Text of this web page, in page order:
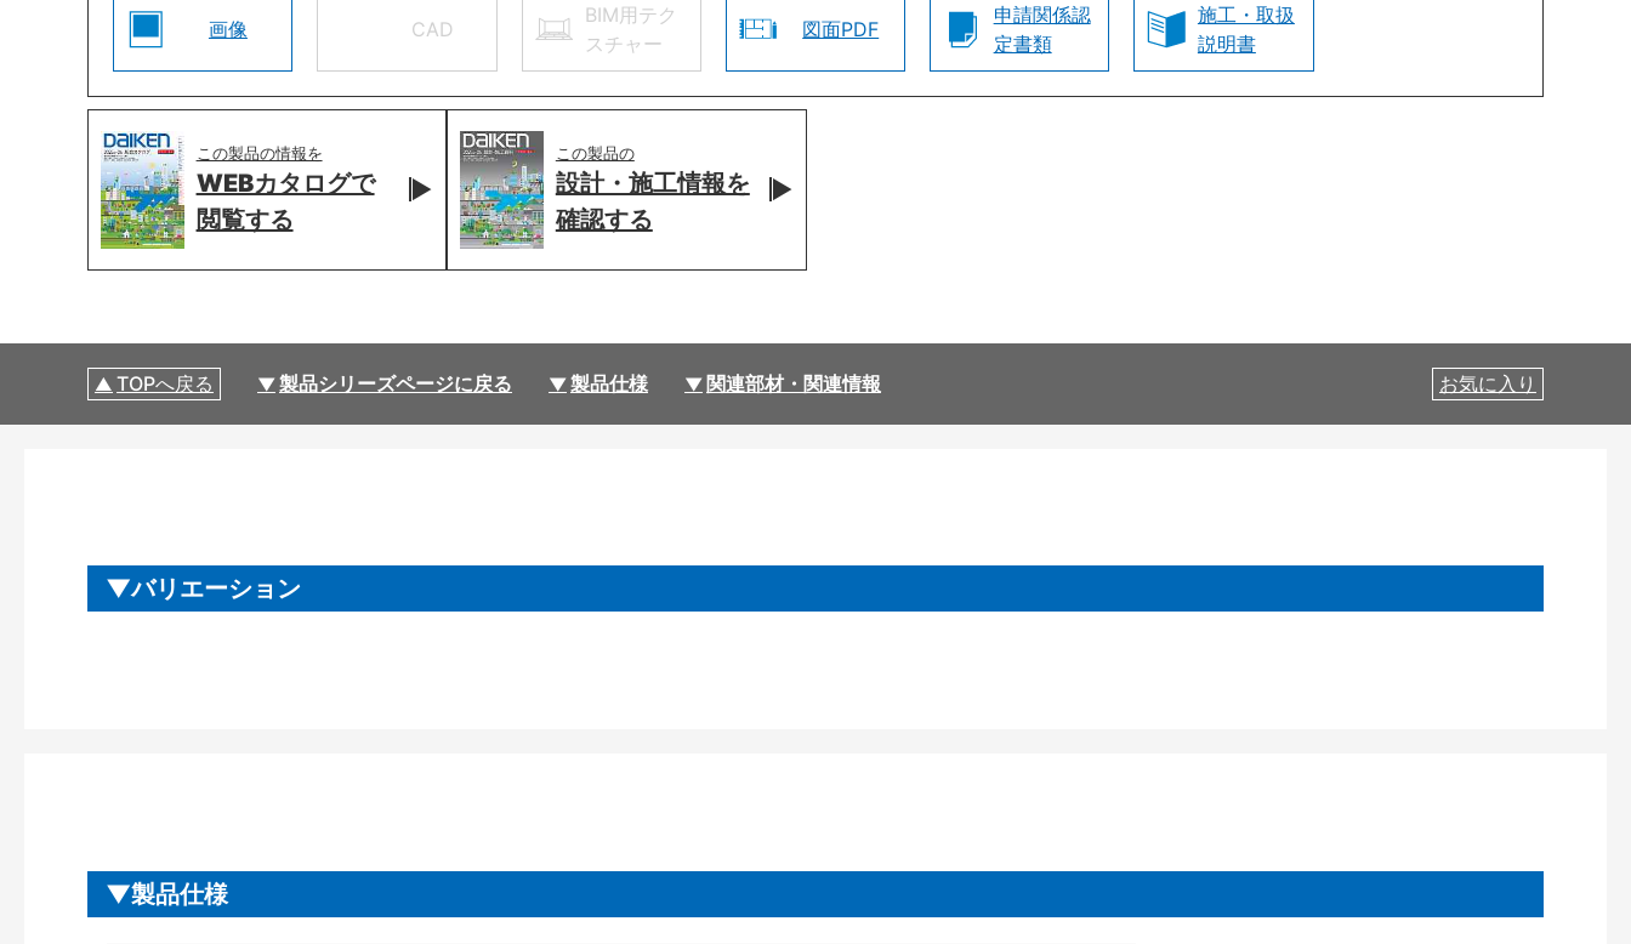
画像 CAD
BIM用テク
スチャー
図面PDF
申請関係認
定書類
施工・取扱
説明書
この製品の情報を
WEBカタログで
閲覧する
この製品の
設計・施工情報を
確認する
TOPへ戻る 製品シリーズページに戻る 製品仕様 関連部材・関連情報 お気に入り
バリエーション
製品仕様